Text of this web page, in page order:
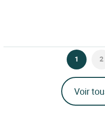
1 2
Voir